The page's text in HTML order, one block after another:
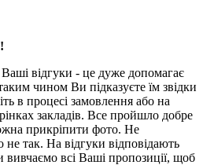
відгуки - це дуже допомагає
чином Ви підказуєте їм звідки
в процесі замовлення або на
закладів. Все пройшло добре
прикріпити фото. Не
так. На відгуки відповідають
вивчаємо всі Ваші пропозиції, щоб